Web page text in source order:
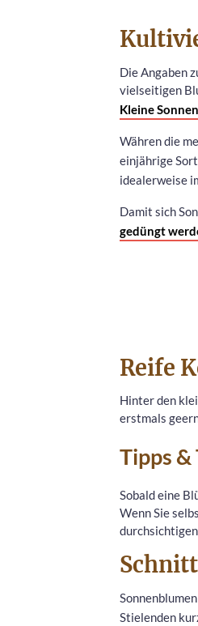
Die Angaben
vielseitigen
Kleine
Währen die
einjährige
idealerweise
Damit sich
gedüngt
Reife
Hinter den
erstmals
Tipps &
Sobald eine
Wenn Sie
Stielenden